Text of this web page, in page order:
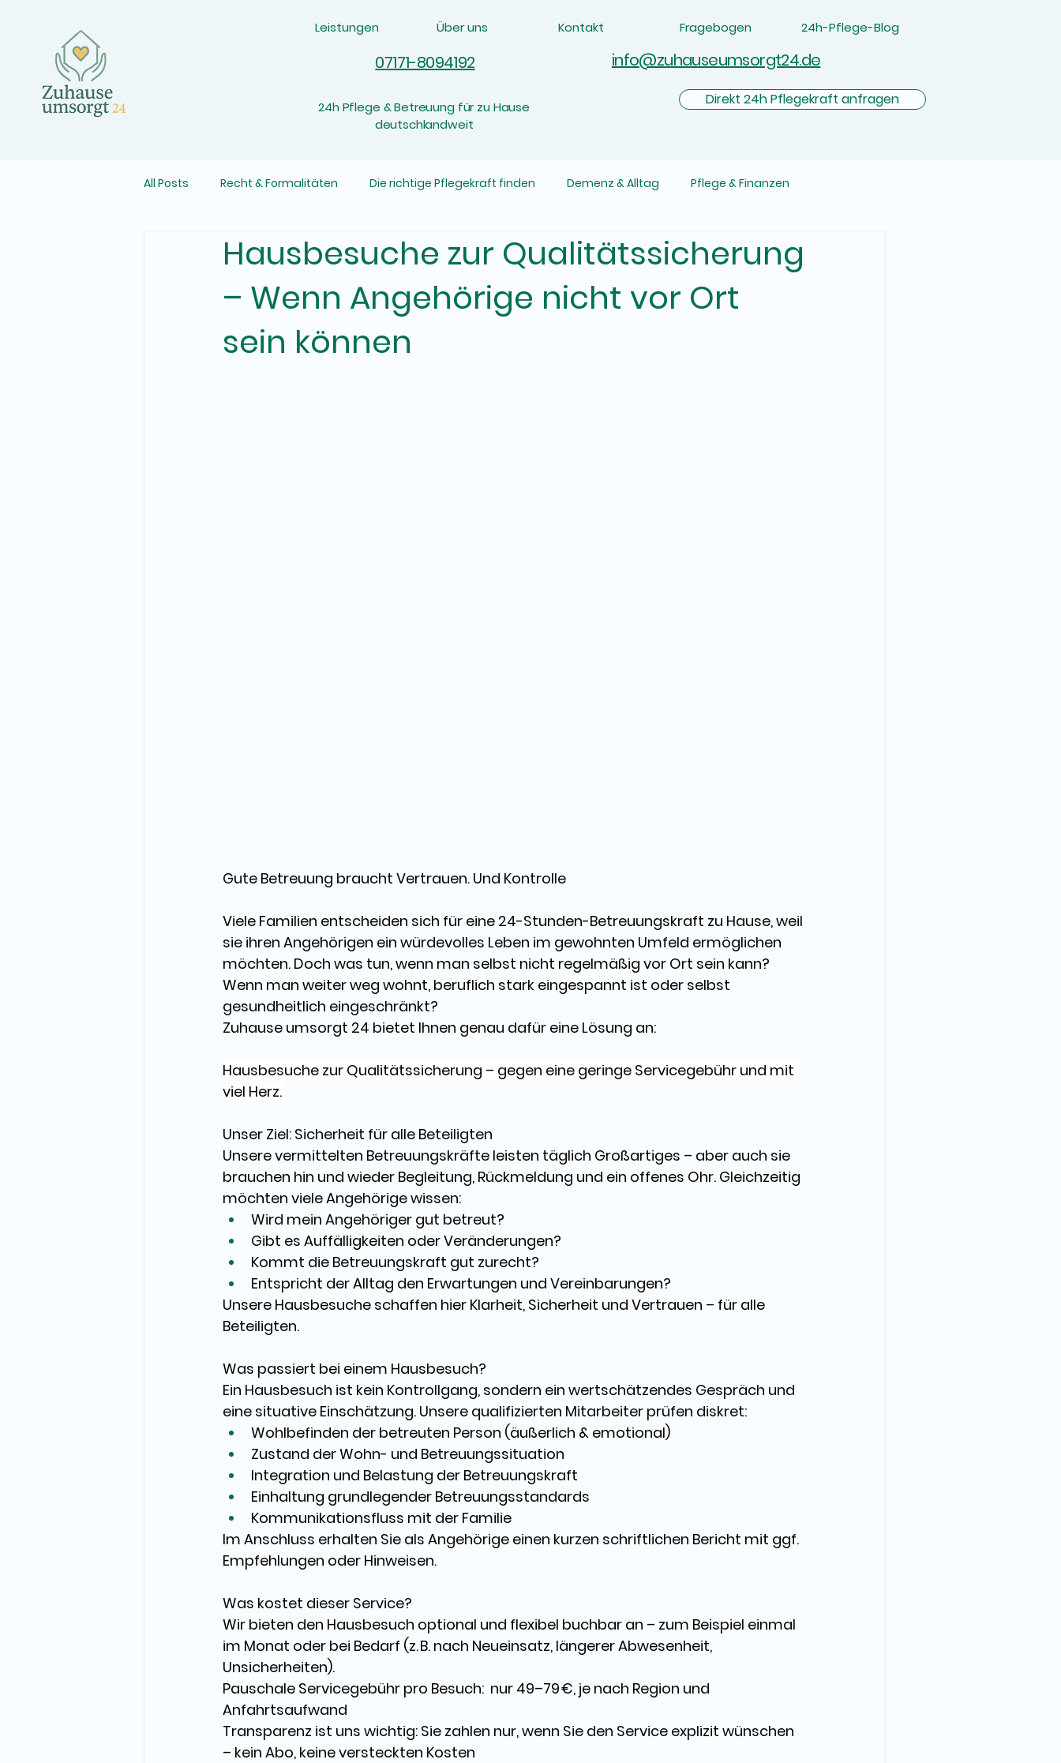
Leistungen Über uns Kontakt Fragebogen 24h-Pflege-Blog
07171-8094192 info@zuhauseumsorgt24.de
24h Pflege & Betreuung für zu Hause
deutschlandweit
Direkt 24h Pflegekraft anfragen
All Posts Recht & Formalitäten Die richtige Pflegekraft finden Demenz & Alltag Pflege & Finanzen
24-Stunden-Betreuung erklärt
Hausbesuche zur Qualitätssicherung
– Wenn Angehörige nicht vor Ort
sein können
Gute Betreuung braucht Vertrauen. Und Kontrolle
Viele Familien entscheiden sich für eine 24-Stunden-Betreuungskraft zu Hause, weil
sie ihren Angehörigen ein würdevolles Leben im gewohnten Umfeld ermöglichen
möchten. Doch was tun, wenn man selbst nicht regelmäßig vor Ort sein kann?
Wenn man weiter weg wohnt, beruflich stark eingespannt ist oder selbst
gesundheitlich eingeschränkt?
Zuhause umsorgt 24 bietet Ihnen genau dafür eine Lösung an:
Hausbesuche zur Qualitätssicherung – gegen eine geringe Servicegebühr und mit
viel Herz.
Unser Ziel: Sicherheit für alle Beteiligten
Unsere vermittelten Betreuungskräfte leisten täglich Großartiges – aber auch sie
brauchen hin und wieder Begleitung, Rückmeldung und ein offenes Ohr. Gleichzeitig
möchten viele Angehörige wissen:
Wird mein Angehöriger gut betreut?
Gibt es Auffälligkeiten oder Veränderungen?
Kommt die Betreuungskraft gut zurecht?
Entspricht der Alltag den Erwartungen und Vereinbarungen?
Unsere Hausbesuche schaffen hier Klarheit, Sicherheit und Vertrauen – für alle
Beteiligten.
Was passiert bei einem Hausbesuch?
Ein Hausbesuch ist kein Kontrollgang, sondern ein wertschätzendes Gespräch und
eine situative Einschätzung. Unsere qualifizierten Mitarbeiter prüfen diskret:
Wohlbefinden der betreuten Person (äußerlich & emotional)
Zustand der Wohn- und Betreuungssituation
Integration und Belastung der Betreuungskraft
Einhaltung grundlegender Betreuungsstandards
Kommunikationsfluss mit der Familie
Im Anschluss erhalten Sie als Angehörige einen kurzen schriftlichen Bericht mit ggf.
Empfehlungen oder Hinweisen.
Was kostet dieser Service?
Wir bieten den Hausbesuch optional und flexibel buchbar an – zum Beispiel einmal
im Monat oder bei Bedarf (z. B. nach Neueinsatz, längerer Abwesenheit,
Unsicherheiten).
Pauschale Servicegebühr pro Besuch: nur 49–79 €, je nach Region und
Anfahrtsaufwand
Transparenz ist uns wichtig: Sie zahlen nur, wenn Sie den Service explizit wünschen
– kein Abo, keine versteckten Kosten